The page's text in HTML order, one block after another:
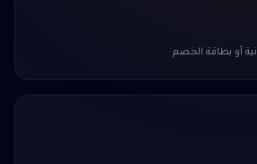
أو بطاقة الخصم